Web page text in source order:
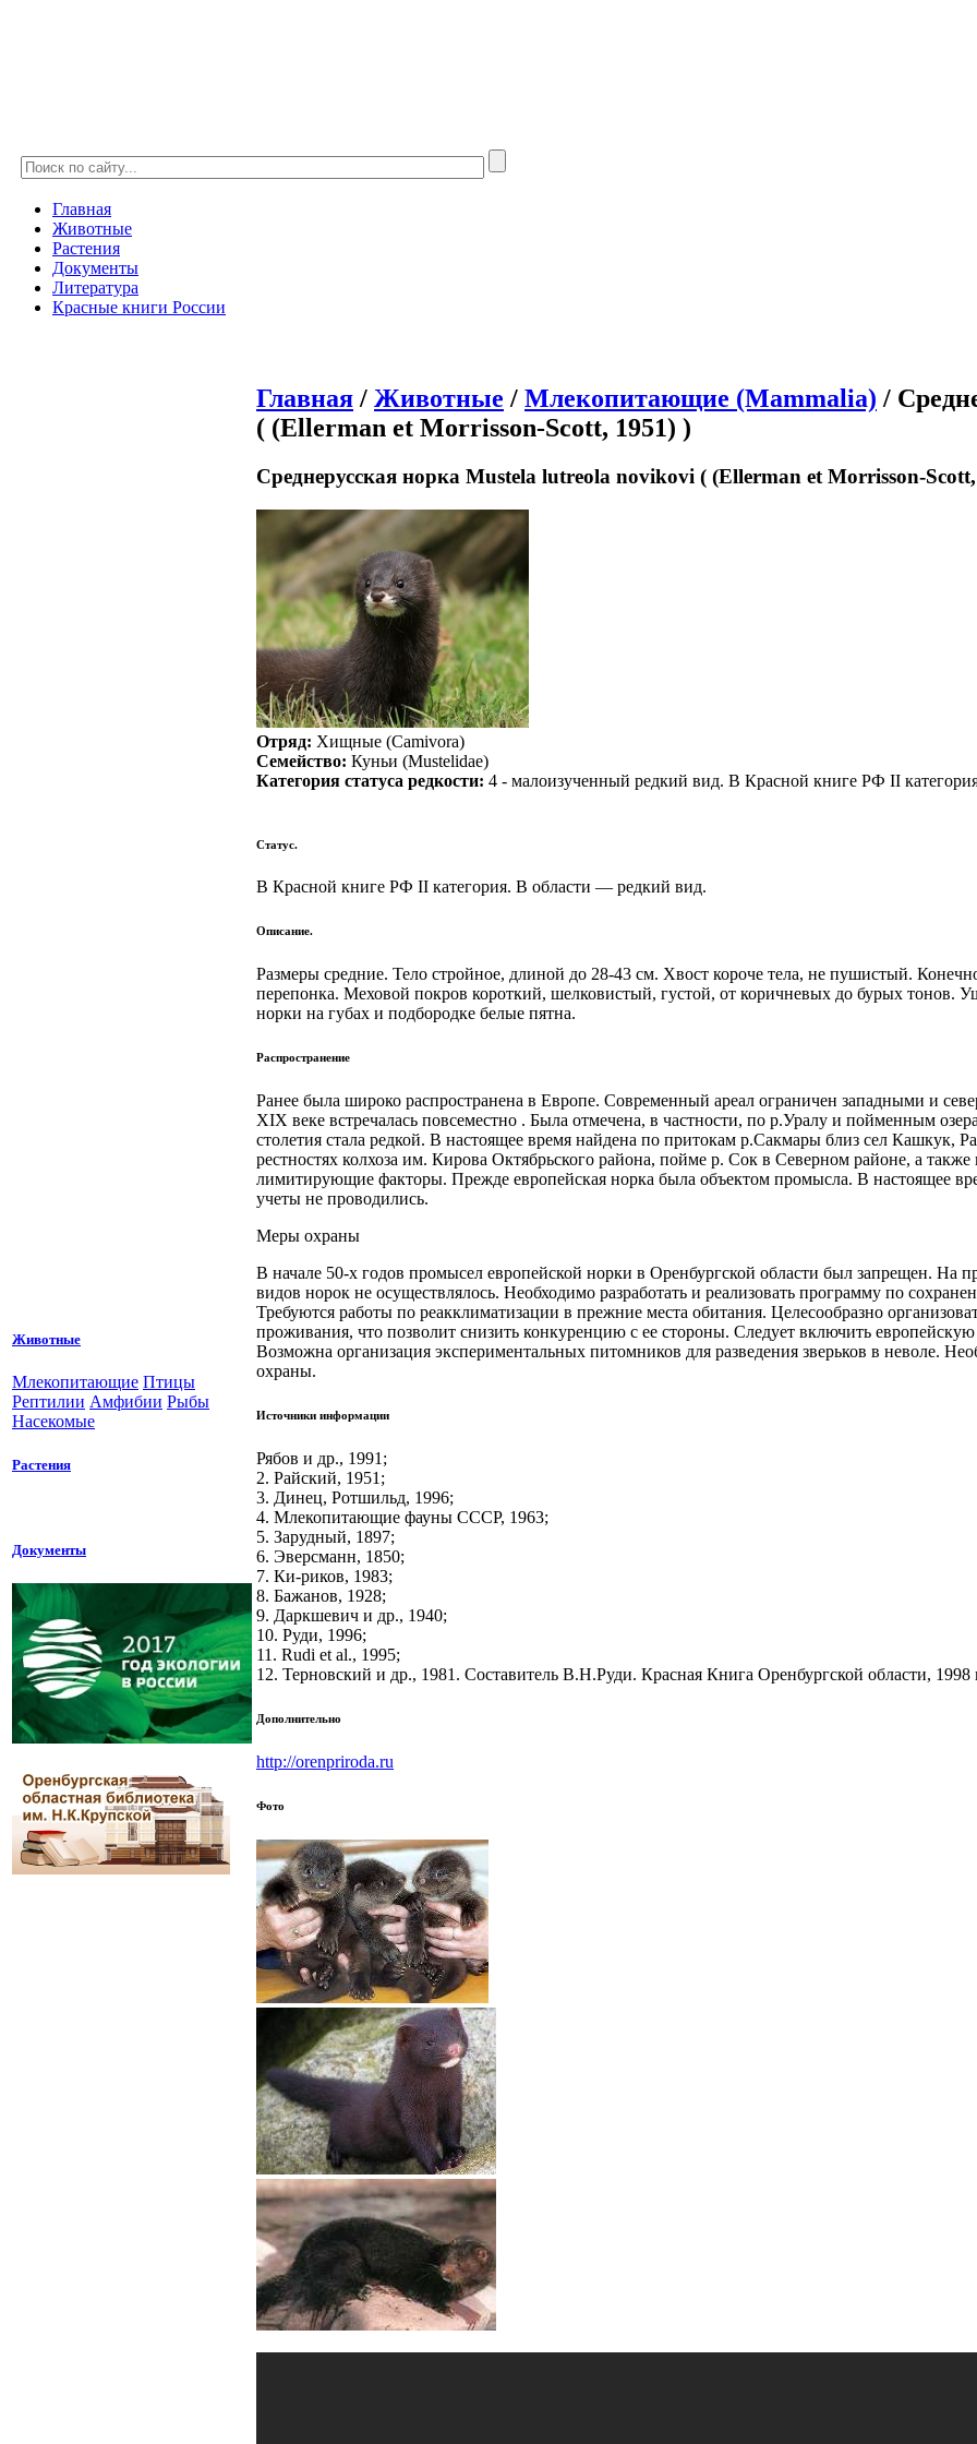
Главная
Животные
Растения
Документы
Литература
Красные книги России
Животные
Млекопитающие Птицы
Рептилии Амфибии Рыбы
Насекомые
Растения
Документы
Главная / Животные / Млекопитающие (Mammalia) /
( (Ellerman et Morrisson-Scott, 1951) )
Среднерусская норка Mustela lutreola novikovi ( (Ellerman et Morrisson-
Отряд: Хищные (Camivora)
Семейство: Куньи (Mustelidae)
Категория статуса редкости: 4 - малоизученный редкий вид. В Красной книге РФ II
Статус.
В Красной книге РФ II категория. В области — редкий вид.
Описание.
Размеры средние. Тело стройное, длиной до 28-43 см. Хвост короче тела, не пу­шистый.
перепонка. Меховой покров короткий, шелковистый, гус­той, от коричневых до бурых тонов.
норки на губах и подбородке белые пятна.
Распространение
Ранее была широко рас­пространена в Европе. Современный ареал ог­раничен западными и
XIX веке встречалась по­всеместно . Была отмечена, в частности, по р.Уралу и пойменным
столетия стала редкой. В настоящее время найдена по притокам р.Сакмары близ сел
рестностях колхоза им. Кирова Октябрьского района, пойме р. Сок в Северном районе, а
лимитирующие факторы. Прежде европейская норка была объектом промысла. В настоящее
уче­ты не проводились.
Меры охраны
В начале 50-х годов промы­сел европейской норки в Оренбургской обла­сти был запрещен. На
ви­дов норок не осуществлялось. Необходимо разработать и реализовать про­грамму по
Требуются работы по реакклиматизации в прежние места обитания. Целесообразно
проживания, что позволит снизить конкуренцию с ее стороны. Следует включить
Возможна организация эксперименталь­ных питомников для разведения зверьков в неволе.
охраны.
Источники информации
Рябов и др., 1991;
2. Райский, 1951;
3. Динец, Ротшильд, 1996;
4. Млекопитающие фауны СССР, 1963;
5. Зарудный, 1897;
6. Эверсманн, 1850;
7. Ки-риков, 1983;
8. Бажанов, 1928;
9. Даркшевич и др., 1940;
10. Руди, 1996;
11. Rudi et al., 1995;
12. Терновский и др., 1981. Составитель В.Н.Руди. Красная Книга Оренбургской области, 1998
Дополнительно
http://orenpriroda.ru
Фото